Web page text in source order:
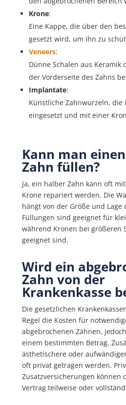
Krone:
Eine Kappe, die über den
gesetzt wird, um ihn zu
Veneers:
Dünne Schalen aus Keramik
der Vorderseite des Zahns
Implantate:
Künstliche Zahnwurzeln, die
eingesetzt und mit einer
Kann man
Zahn füllen?
Ja, ein halber Zahn kann oft
Krone repariert werden. Die
hängt von der Größe und Lage
Füllungen sind geeignet für
während Kronen bei größeren
geeignet sind.
Wird ein
Zahn von der
Krankenkasse
Die gesetzlichen
Regel die Kosten für
abgebrochenen Zähnen,
einem bestimmten Betrag.
ästhetischere oder
oft privat getragen werden.
Zusatzversicherungen können
Vertrag teilweise oder